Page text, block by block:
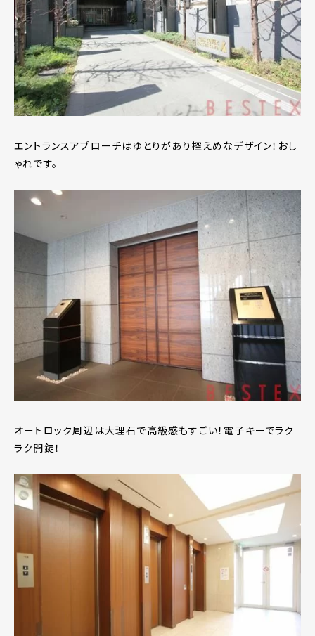
エントランスアプローチはゆとりがあり控えめなデザイン！おし
ゃれです。
オートロック周辺は大理石で高級感もすごい！電子キーでラク
ラク開錠！